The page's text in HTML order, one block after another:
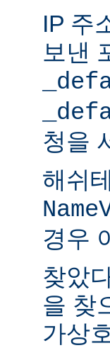
IP 주
보낸
청을
해쉬
경우
찾았
을 찾
가상